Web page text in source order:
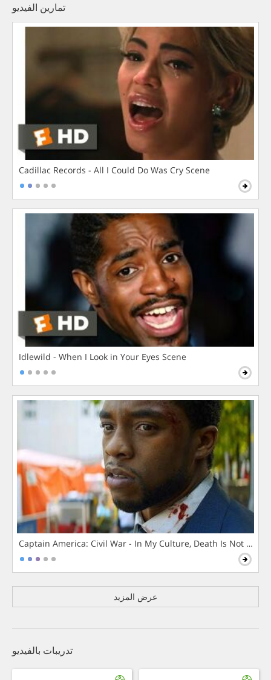
تمارين الفيديو
Cadillac Records - All I Could Do Was Cry Scene
Idlewild - When I Look in Your Eyes Scene
Captain America: Civil War - In My Culture, Death Is Not The
عرض المزيد
تدريبات بالفيديو